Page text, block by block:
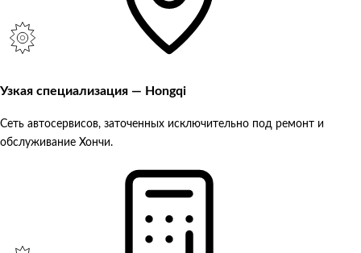
Узкая специализация — Hongqi
Сеть автосервисов, заточенных исключительно под ремонт и
обслуживание Хончи.